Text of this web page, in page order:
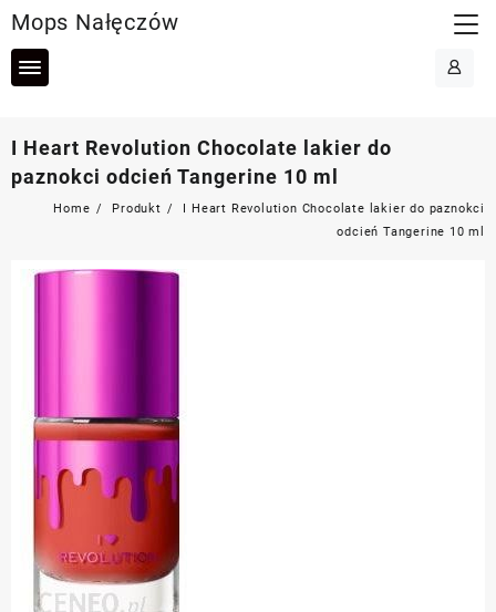
to
content
Mops Nałęczów
I Heart Revolution Chocolate lakier do
paznokci odcień Tangerine 10 ml
Home Produkt
I Heart Revolution Chocolate lakier do paznokci
odcień Tangerine 10 ml